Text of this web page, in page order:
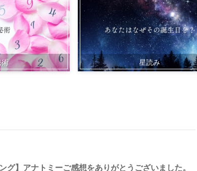
術 星読み
グ】アナトミーご感想をありがとうございました。